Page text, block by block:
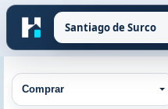
Tipo de operación
Comprar